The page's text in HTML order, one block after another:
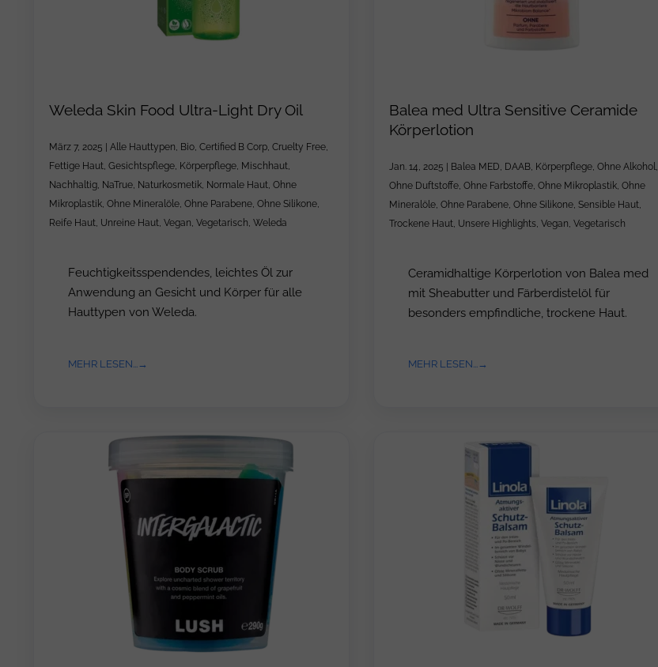
Weleda Skin Food Ultra-Light Dry Oil
März 7, 2025 Alle Hauttypen, Bio, Certified B Corp, Cruelty Free,
Fettige Haut, Gesichtspflege, Körperpflege, Mischhaut,
Nachhaltig, NaTrue, Naturkosmetik, Normale Haut, Ohne
Mikroplastik, Ohne Mineralöle, Ohne Parabene, Ohne Silikone,
Reife Haut, Unreine Haut, Vegan, Vegetarisch, Weleda
Feuchtigkeitsspendendes, leichtes Öl zur
Anwendung an Gesicht und Körper für alle
Hauttypen von Weleda.
MEHR LESEN...
Balea med Ultra Sensitive Ceramide
Körperlotion
Jan. 14, 2025 Balea MED, DAAB, Körperpflege, Ohne Alkohol,
Ohne Duftstoffe, Ohne Farbstoffe, Ohne Mikroplastik, Ohne
Mineralöle, Ohne Parabene, Ohne Silikone, Sensible Haut,
Trockene Haut, Unsere Highlights, Vegan, Vegetarisch
Ceramidhaltige Körperlotion von Balea med
mit Sheabutter und Färberdistelöl für
besonders empfindliche, trockene Haut.
MEHR LESEN...